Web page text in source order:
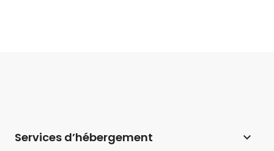
Services d’hébergement